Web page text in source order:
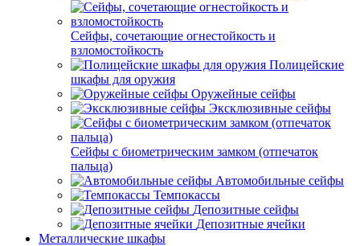
Сейфы, сочетающие огнестойкость и
взломостойкость
Полицейские
шкафы для оружия
Оружейные сейфы
Эксклюзивные сейфы
Сейфы с биометрическим замком (отпечаток
пальца)
Автомобильные сейфы
Темпокассы
Депозитные сейфы
Депозитные ячейки
Металлические шкафы